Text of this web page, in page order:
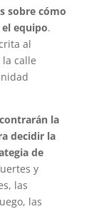
sobre cómo
equipo.
al
calle
la
decidir la
de
y
las
las